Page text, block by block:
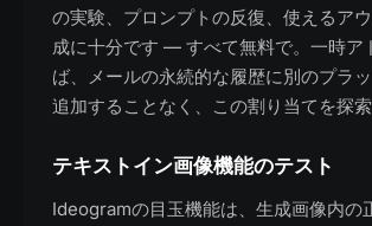
の実験、プロンプトの反復、使えるア
成に十分です — すべて無料で。一時ア
ば、メールの永続的な履歴に別のプラ
追加することなく、この割り当てを探索
テキストイン画像機能のテスト
Ideogramの目玉機能は、生成画像内の